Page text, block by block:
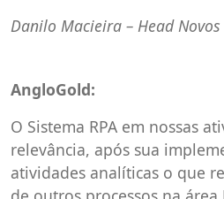
Danilo Macieira – Head Novos
AngloGold:
O Sistema RPA em nossas
relevância, após sua
atividades analíticas o que